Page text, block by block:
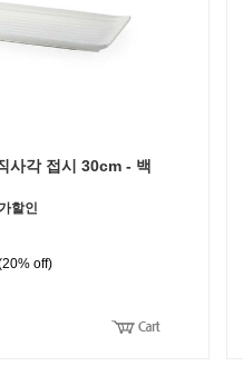
사각 접시 30cm - 백
할인
off)